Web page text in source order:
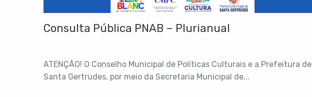
Consulta Pública PNAB – Plurianual
ATENÇÃO! O Conselho Municipal de Políticas Culturais e a Prefeitura de
Santa Gertrudes, por meio da Secretaria Municipal de...